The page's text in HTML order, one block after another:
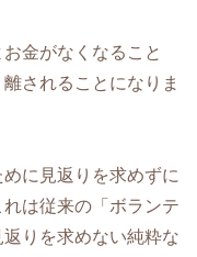
金がなくなること
されることになりま
に見返りを求めずに
は従来の「ボランテ
りを求めない純粋な